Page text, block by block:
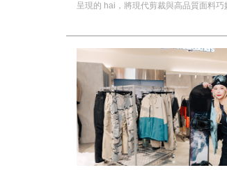
呈現的 hai，將現代剪裁與高品質面料巧